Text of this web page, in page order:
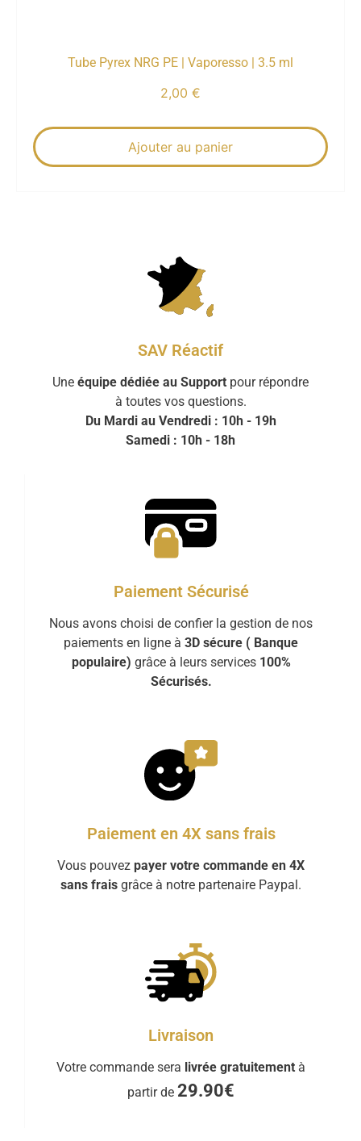
Tube Pyrex NRG PE | Vaporesso | 3.5 ml
2,00 €
Ajouter au panier
SAV Réactif
Une équipe dédiée au Support pour répondre
à toutes vos questions.
Du Mardi au Vendredi : 10h - 19h
Samedi : 10h - 18h
Paiement Sécurisé
Nous avons choisi de confier la gestion de nos
paiements en ligne à 3D sécure ( Banque
populaire) grâce à leurs services 100%
Sécurisés.
Paiement en 4X sans frais
Vous pouvez payer votre commande en 4X
sans frais grâce à notre partenaire Paypal.
Livraison
Votre commande sera livrée gratuitement à
partir de 29.90€